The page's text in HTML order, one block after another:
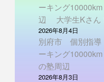
ーキング
辺 大学生Kさん
2026年8月4日
別府市 個別指
ーキング
の塾周辺
2026年8月3日